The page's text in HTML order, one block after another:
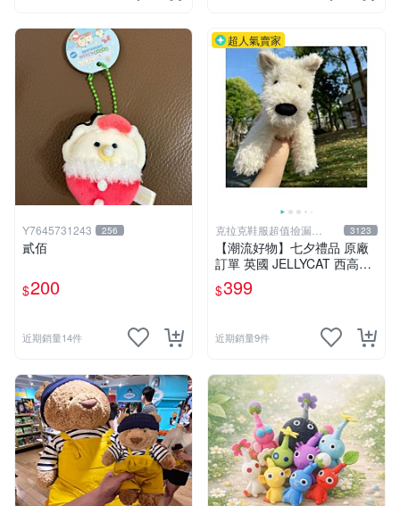
Y7645731243 256
貳佰
$200
近期銷量14件
超人氣賣家
克拉克鞋服超值撿漏
KLKXF
3123
【潮流好物】七夕禮品 原廠
訂單 英國 JELLYCAT 西高地
公仔玩偶 毛絨玩具
$399
近期銷量9件